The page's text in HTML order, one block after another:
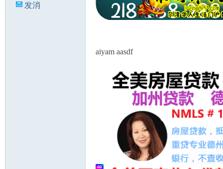
发消
aiyam aasdf